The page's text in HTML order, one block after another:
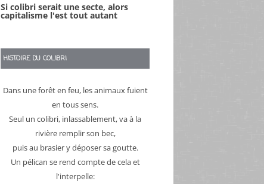
Si colibri serait une secte, alors
capitalisme l'est tout autant
HISTOIRE DU COLIBRI
Dans une forêt en feu, les animaux fuient
en tous sens.
Seul un colibri, inlassablement, va à la
rivière remplir son bec,
puis au brasier y déposer sa goutte.
Un pélican se rend compte de cela et
l'interpelle: